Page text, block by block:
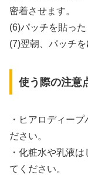
密着させます。
(6)パッチを貼った
(7)翌朝、パッチを
使う際の注意
・ヒアロディー
ださい。
・化粧水や乳液
てください。